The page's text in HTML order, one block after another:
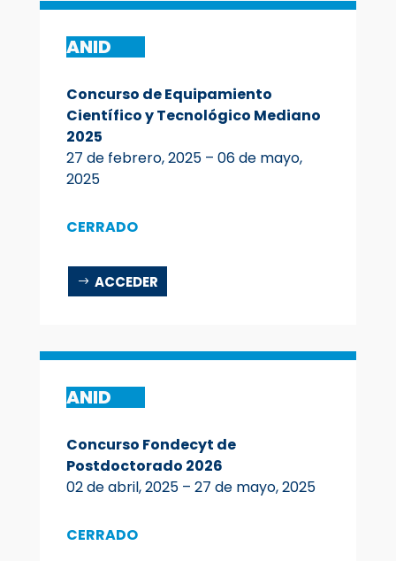
ANID
Concurso de Equipamiento
Científico y Tecnológico Mediano
2025
27 de febrero, 2025 – 06 de mayo,
2025
CERRADO
ACCEDER
ANID
Concurso Fondecyt de
Postdoctorado 2026
02 de abril, 2025 – 27 de mayo, 2025
CERRADO